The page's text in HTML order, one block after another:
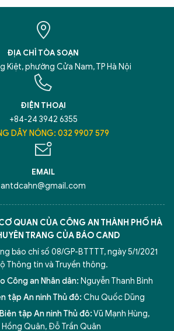
ĐỊA CHỈ TÒA SOẠN
Kiệt, phường Cửa Nam, TP Hà Nội
ĐIỆN THOẠI
+84-24 3942 6355
DÂY NÓNG: 032 9907 579
EMAIL
antdcahn@gmail.com
QUAN CỦA CÔNG AN THÀNH PHỐ HÀ
TRANG CỦA BÁO CAND
báo chí số 08/GP-BTTTT, ngày 5/1/2021
Thông tin và Truyền thông.
Công an Nhân dân: Nguyễn Thanh Bình
tập An ninh Thủ đô: Chu Quốc Dũng
tập An ninh Thủ đô:Vũ Mạnh Hùng,
Hồng Quân, Đỗ Trần Quân